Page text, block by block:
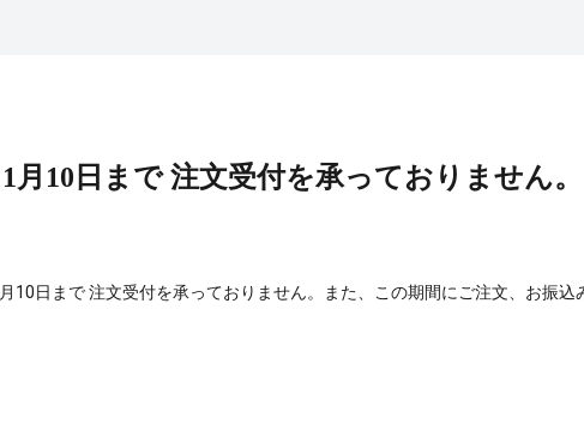
月10日まで 注文受付を承っておりません。
10日まで 注文受付を承っておりません。また、この期間にご注文、お振込